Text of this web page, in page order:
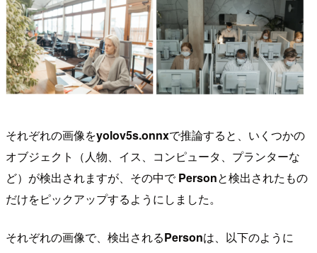
それぞれの画像をyolov5s.onnxで推論すると、いくつかの
オブジェクト（人物、イス、コンピュータ、プランターな
ど）が検出されますが、その中でPersonと検出されたもの
だけをピックアップするようにしました。
それぞれの画像で、検出されるPersonは、以下のように